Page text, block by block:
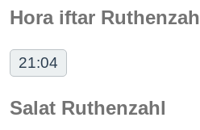
Hora iftar
21:04
Salat Ruthenzahl